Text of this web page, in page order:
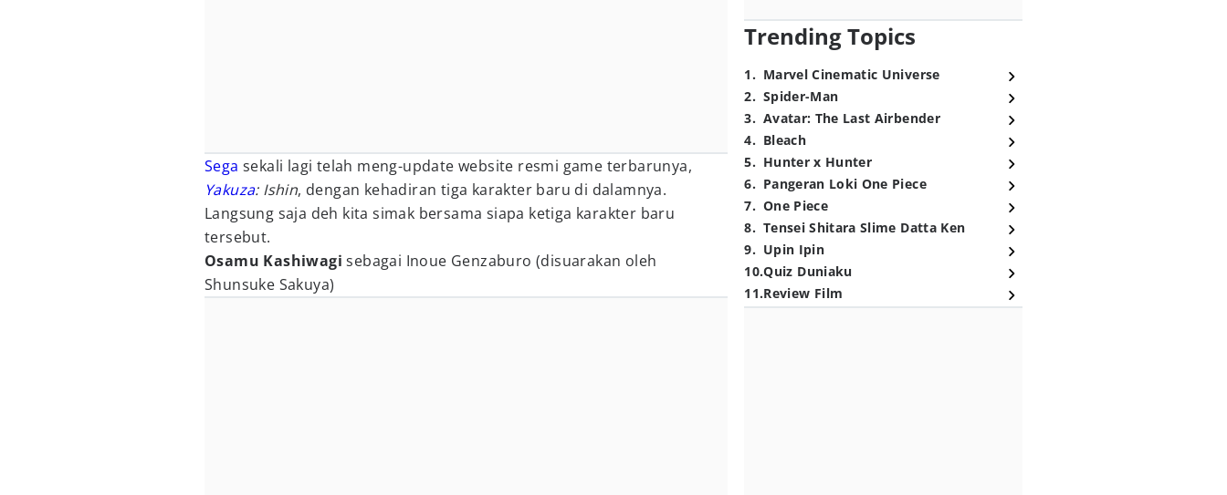
Sega sekali lagi telah meng-update website resmi game terbarunya,
Yakuza: Ishin, dengan kehadiran tiga karakter baru di dalamnya.
Langsung saja deh kita simak bersama siapa ketiga karakter baru
tersebut.
Osamu Kashiwagi sebagai Inoue Genzaburo (disuarakan oleh
Shunsuke Sakuya)
Trending Topics
1. Marvel Cinematic Universe
2. Spider-Man
3. Avatar: The Last Airbender
4. Bleach
5. Hunter x Hunter
6. Pangeran Loki One Piece
7. One Piece
8. Tensei Shitara Slime Datta Ken
9. Upin Ipin
10.Quiz Duniaku
11.Review Film